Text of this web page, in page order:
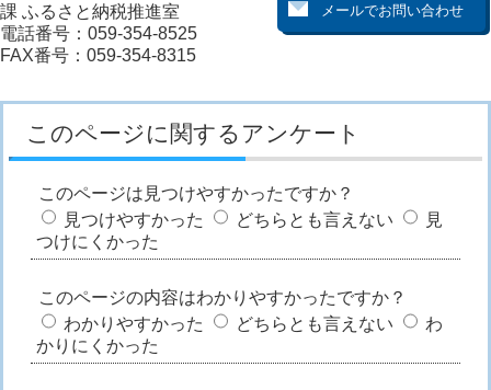
課 ふるさと納税推進室
電話番号：059-354-8525
FAX番号：059-354-8315
このページに関するアンケート
このページは見つけやすかったですか？
見つけやすかった
どちらとも言えない
見
つけにくかった
このページの内容はわかりやすかったですか？
わかりやすかった
どちらとも言えない
わ
かりにくかった